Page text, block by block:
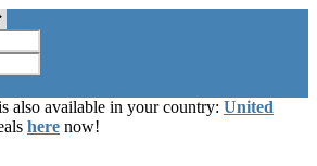
also available in your country: United
here now!